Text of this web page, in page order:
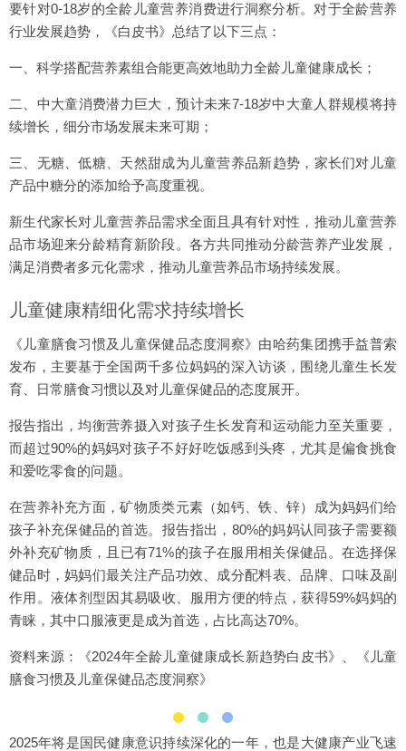
要针对0-18岁的全龄儿童营养消费进行洞察分析。对于全龄营养
行业发展趋势，《白皮书》总结了以下三点：
一、科学搭配营养素组合能更高效地助力全龄儿童健康成长；
二、中大童消费潜力巨大，预计未来7-18岁中大童人群规模将持
续增长，细分市场发展未来可期；
三、无糖、低糖、天然甜成为儿童营养品新趋势，家长们对儿童
产品中糖分的添加给予高度重视。
新生代家长对儿童营养品需求全面且具有针对性，推动儿童营养
品市场迎来分龄精育新阶段。各方共同推动分龄营养产业发展，
满足消费者多元化需求，推动儿童营养品市场持续发展。
儿童健康精细化需求持续增长
《儿童膳食习惯及儿童保健品态度洞察》由哈药集团携手益普索
发布，主要基于全国两千多位妈妈的深入访谈，围绕儿童生长发
育、日常膳食习惯以及对儿童保健品的态度展开。
报告指出，均衡营养摄入对孩子生长发育和运动能力至关重要，
而超过90%的妈妈对孩子不好好吃饭感到头疼，尤其是偏食挑食
和爱吃零食的问题。
在营养补充方面，矿物质类元素（如钙、铁、锌）成为妈妈们给
孩子补充保健品的首选。报告指出，80%的妈妈认同孩子需要额
外补充矿物质，且已有71%的孩子在服用相关保健品。在选择保
健品时，妈妈们最关注产品功效、成分配料表、品牌、口味及副
作用。液体剂型因其易吸收、服用方便的特点，获得59%妈妈的
青睐，其中口服液更是成为首选，占比高达70%。
资料来源：《2024年全龄儿童健康成长新趋势白皮书》、《儿童
膳食习惯及儿童保健品态度洞察》
2025年将是国民健康意识持续深化的一年，也是大健康产业飞速